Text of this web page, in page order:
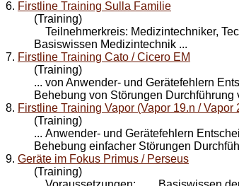
6. Firstline Training Sulla Familie
(Training)
Teilnehmerkreis: Medizintechniker,
Basiswissen Medizintechnik ...
7. Firstline Training Cato / Cicero EM
(Training)
... von Anwender- und Gerätefehlern
Behebung von Störungen Durchführung
8. Firstline Training Vapor (Vapor 19.n / Vapor
(Training)
... Anwender- und Gerätefehlern
Behebung einfacher Störungen
9. Geräte im Fokus Primus / Perseus
(Training)